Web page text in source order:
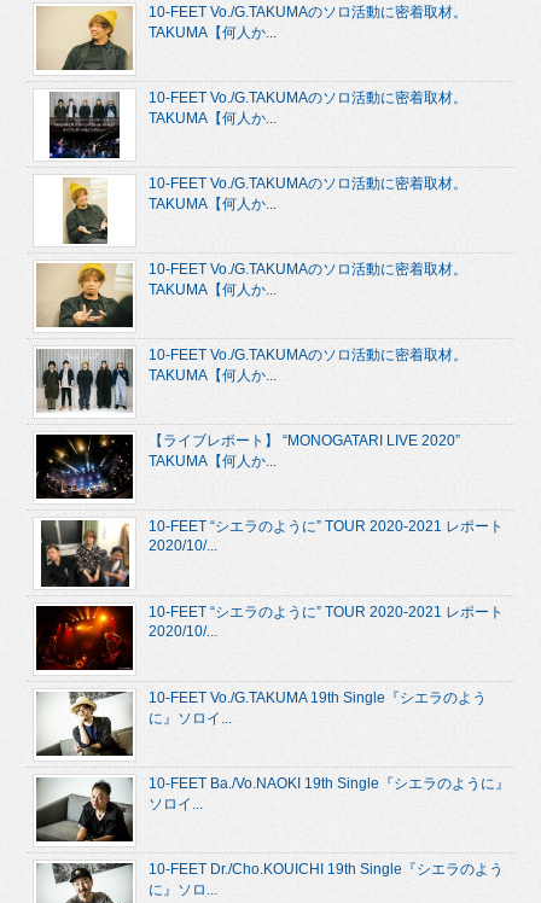
10-FEET Vo./G.TAKUMAのソロ活動に密着取材。
TAKUMA【何人か...
10-FEET Vo./G.TAKUMAのソロ活動に密着取材。
TAKUMA【何人か...
10-FEET Vo./G.TAKUMAのソロ活動に密着取材。
TAKUMA【何人か...
10-FEET Vo./G.TAKUMAのソロ活動に密着取材。
TAKUMA【何人か...
10-FEET Vo./G.TAKUMAのソロ活動に密着取材。
TAKUMA【何人か...
【ライブレポート】 “MONOGATARI LIVE 2020”
TAKUMA【何人か...
10-FEET “シエラのように” TOUR 2020-2021 レポート
2020/10/...
10-FEET “シエラのように” TOUR 2020-2021 レポート
2020/10/...
10-FEET Vo./G.TAKUMA 19th Single『シエラのよう
に』ソロイ...
10-FEET Ba./Vo.NAOKI 19th Single『シエラのように』
ソロイ...
10-FEET Dr./Cho.KOUICHI 19th Single『シエラのよう
に』ソロ...